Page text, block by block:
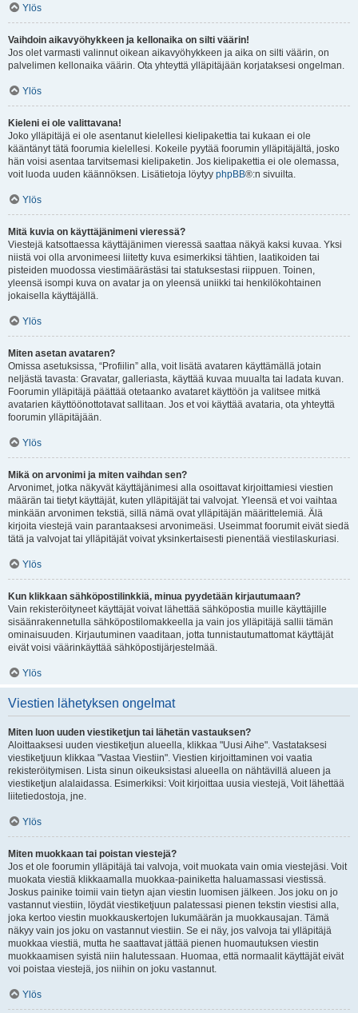
Ylös
Vaihdoin aikavyöhykkeen ja kellonaika on silti väärin!
Jos olet varmasti valinnut oikean aikavyöhykkeen ja aika on silti väärin, on
palvelimen kellonaika väärin. Ota yhteyttä ylläpitäjään korjataksesi ongelman.
Ylös
Kieleni ei ole valittavana!
Joko ylläpitäjä ei ole asentanut kielellesi kielipakettia tai kukaan ei ole
kääntänyt tätä foorumia kielellesi. Kokeile pyytää foorumin ylläpitäjältä, josko
hän voisi asentaa tarvitsemasi kielipaketin. Jos kielipakettia ei ole olemassa,
voit luoda uuden käännöksen. Lisätietoja löytyy phpBB®:n sivuilta.
Ylös
Mitä kuvia on käyttäjänimeni vieressä?
Viestejä katsottaessa käyttäjänimen vieressä saattaa näkyä kaksi kuvaa. Yksi
niistä voi olla arvonimeesi liitetty kuva esimerkiksi tähtien, laatikoiden tai
pisteiden muodossa viestimäärästäsi tai statuksestasi riippuen. Toinen,
yleensä isompi kuva on avatar ja on yleensä uniikki tai henkilökohtainen
jokaisella käyttäjällä.
Ylös
Miten asetan avataren?
Omissa asetuksissa, “Profiilin” alla, voit lisätä avataren käyttämällä jotain
neljästä tavasta: Gravatar, galleriasta, käyttää kuvaa muualta tai ladata kuvan.
Foorumin ylläpitäjä päättää otetaanko avataret käyttöön ja valitsee mitkä
avatarien käyttöönottotavat sallitaan. Jos et voi käyttää avataria, ota yhteyttä
foorumin ylläpitäjään.
Ylös
Mikä on arvonimi ja miten vaihdan sen?
Arvonimet, jotka näkyvät käyttäjänimesi alla osoittavat kirjoittamiesi viestien
määrän tai tietyt käyttäjät, kuten ylläpitäjät tai valvojat. Yleensä et voi vaihtaa
minkään arvonimen tekstiä, sillä nämä ovat ylläpitäjän määrittelemiä. Älä
kirjoita viestejä vain parantaaksesi arvonimeäsi. Useimmat foorumit eivät siedä
tätä ja valvojat tai ylläpitäjät voivat yksinkertaisesti pienentää viestilaskuriasi.
Ylös
Kun klikkaan sähköpostilinkkiä, minua pyydetään kirjautumaan?
Vain rekisteröityneet käyttäjät voivat lähettää sähköpostia muille käyttäjille
sisäänrakennetulla sähköpostilomakkeella ja vain jos ylläpitäjä sallii tämän
ominaisuuden. Kirjautuminen vaaditaan, jotta tunnistautumattomat käyttäjät
eivät voisi väärinkäyttää sähköpostijärjestelmää.
Ylös
Viestien lähetyksen ongelmat
Miten luon uuden viestiketjun tai lähetän vastauksen?
Aloittaaksesi uuden viestiketjun alueella, klikkaa "Uusi Aihe". Vastataksesi
viestiketjuun klikkaa "Vastaa Viestiin". Viestien kirjoittaminen voi vaatia
rekisteröitymisen. Lista sinun oikeuksistasi alueella on nähtävillä alueen ja
viestiketjun alalaidassa. Esimerkiksi: Voit kirjoittaa uusia viestejä, Voit lähettää
liitetiedostoja, jne.
Ylös
Miten muokkaan tai poistan viestejä?
Jos et ole foorumin ylläpitäjä tai valvoja, voit muokata vain omia viestejäsi. Voit
muokata viestiä klikkaamalla muokkaa-painiketta haluamassasi viestissä.
Joskus painike toimii vain tietyn ajan viestin luomisen jälkeen. Jos joku on jo
vastannut viestiin, löydät viestiketjuun palatessasi pienen tekstin viestisi alla,
joka kertoo viestin muokkauskertojen lukumäärän ja muokkausajan. Tämä
näkyy vain jos joku on vastannut viestiin. Se ei näy, jos valvoja tai ylläpitäjä
muokkaa viestiä, mutta he saattavat jättää pienen huomautuksen viestin
muokkaamisen syistä niin halutessaan. Huomaa, että normaalit käyttäjät eivät
voi poistaa viestejä, jos niihin on joku vastannut.
Ylös